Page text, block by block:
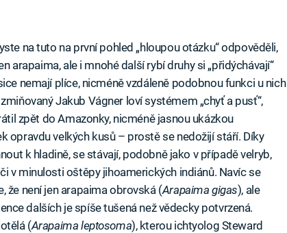
na tuto na první pohled „hloupou otázku“ odpověděli,
arapaima, ale i mnohé další rybí druhy si „přidýchávají“
nemají plíce, nicméně vzdáleně podobnou funkci u nich
Jakub Vágner loví systémem „chyť a pusť“,
zpět do Amazonky, nicméně jasnou ukázkou
opravdu velkých kusů – prostě se nedožijí stáří. Díky
k hladině, se stávají, podobně jako v případě velryb,
v minulosti oštěpy jihoamerických indiánů. Navíc se
že není jen arapaima obrovská (Arapaima gigas), ale
dalších je spíše tušená než vědecky potvrzená.
(Arapaima leptosoma), kterou ichtyolog Steward